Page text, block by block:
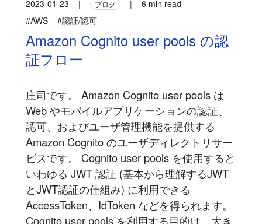
2023-01-23 | ブログ |
6 min read
#AWS
#認証/認可
Amazon Cognito user pools の認
証フロー
庄司です。 Amazon Cognito user pools は
Web やモバイルアプリケーションの認証、
認可、およびユーザ管理機能を提供する
Amazon Cognito のユーザディレクトリサー
ビスです。 Cognito user pools を使用すると
いわゆる JWT 認証 (基本から理解するJWT
とJWT認証の仕組み) に利用できる
AccessToken、IdToken などを得られます。
Cognito user pools を利用する目的は、大き